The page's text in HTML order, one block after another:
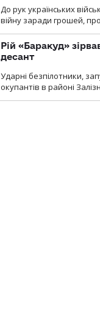
До рук українських
війну заради грошей,
Рій «Баракуд»
десант
Ударні безпілотники,
окупантів в районі